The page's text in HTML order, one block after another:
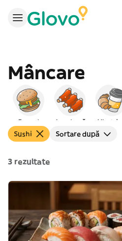
Mâncare
Burgeri Americană Mic dejun
Sushi Sortare după
3 rezultate